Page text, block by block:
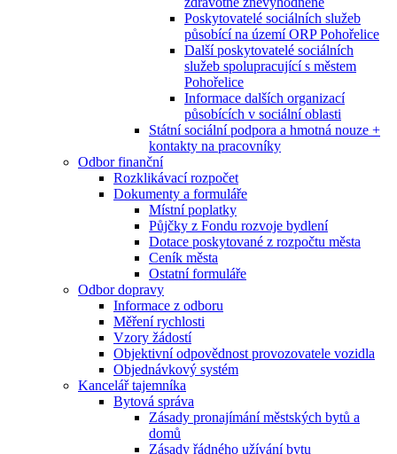
Poskytovatelé sociálních služeb
působící na území ORP Pohořelice
Další poskytovatelé sociálních
služeb spolupracující s městem
Pohořelice
Informace dalších organizací
působících v sociální oblasti
Státní sociální podpora a hmotná nouze +
kontakty na pracovníky
Odbor finanční
Rozklikávací rozpočet
Dokumenty a formuláře
Místní poplatky
Půjčky z Fondu rozvoje bydlení
Dotace poskytované z rozpočtu města
Ceník města
Ostatní formuláře
Odbor dopravy
Informace z odboru
Měření rychlosti
Vzory žádostí
Objektivní odpovědnost provozovatele vozidla
Objednávkový systém
Kancelář tajemníka
Bytová správa
Zásady pronajímání městských bytů a
domů
Zásady řádného užívání bytu